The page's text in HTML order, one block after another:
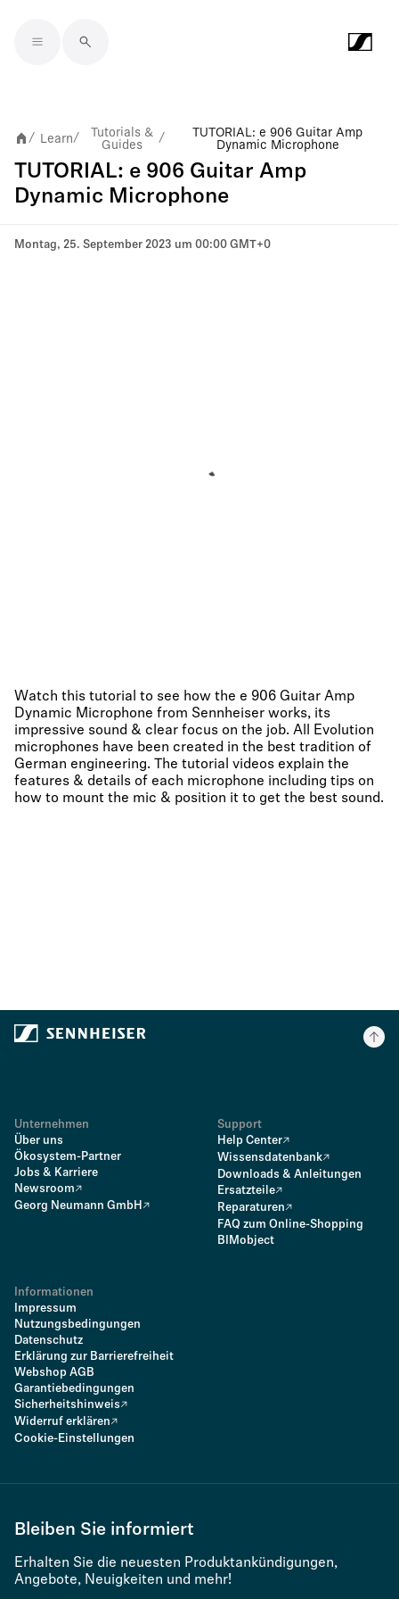
/ Learn/
Tutorials &
Guides
/
TUTORIAL: e 906 Guitar Amp
Dynamic Microphone
TUTORIAL: e 906 Guitar Amp
Dynamic Microphone
Montag, 25. September 2023 um 00:00 GMT+0
Watch this tutorial to see how the e 906 Guitar Amp
Dynamic Microphone from Sennheiser works, its
impressive sound & clear focus on the job. All Evolution
microphones have been created in the best tradition of
German engineering. The tutorial videos explain the
features & details of each microphone including tips on
how to mount the mic & position it to get the best sound.
Unternehmen
Über uns
Ökosystem-Partner
Jobs & Karriere
Newsroom
Georg Neumann GmbH
Support
Help Center
Wissensdatenbank
Downloads & Anleitungen
Ersatzteile
Reparaturen
FAQ zum Online-Shopping
BIMobject
Informationen
Impressum
Nutzungsbedingungen
Datenschutz
Erklärung zur Barrierefreiheit
Webshop AGB
Garantiebedingungen
Sicherheitshinweis
Widerruf erklären
Cookie-Einstellungen
Bleiben Sie informiert
Erhalten Sie die neuesten Produktankündigungen,
Angebote, Neuigkeiten und mehr!